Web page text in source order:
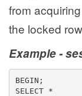
from
the locked
Example -
BEGIN;
SELECT *